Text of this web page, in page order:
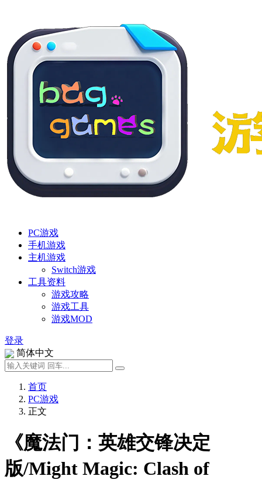
PC游戏
手机游戏
主机游戏
Switch游戏
工具资料
游戏攻略
游戏工具
游戏MOD
登录
简体中文
首页
PC游戏
正文
《魔法门：英雄交锋决定
版/Might Magic: Clash of